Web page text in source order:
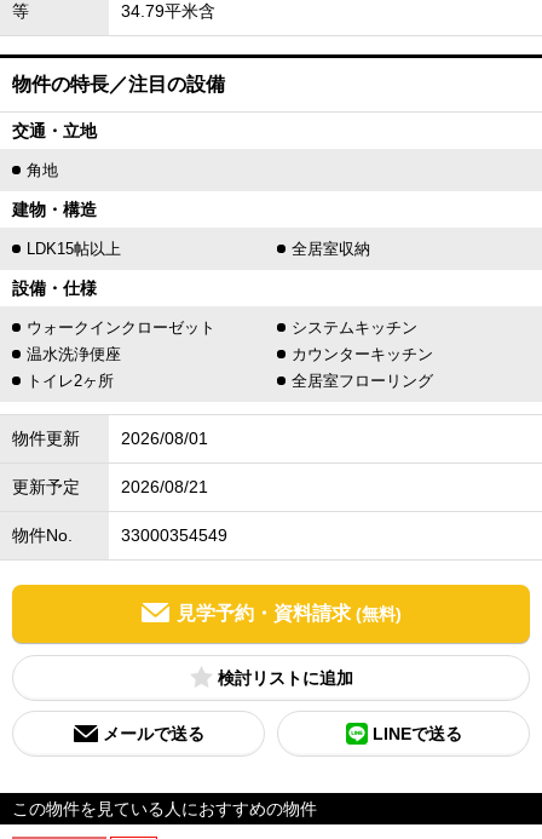
等 34.79平米含
物件の特長／注目の設備
交通・立地
角地
建物・構造
LDK15帖以上 全居室収納
設備・仕様
ウォークインクローゼット
システムキッチン
温水洗浄便座
カウンターキッチン
トイレ2ヶ所
全居室フローリング
物件更新 2026/08/01
更新予定 2026/08/21
物件No. 33000354549
見学予約・資料請求 (無料)
検討リスト
メールで送る LINEで送る
この物件を見ている人におすすめの物件